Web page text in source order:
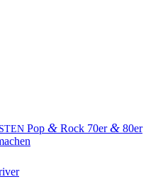
Pop & Rock 70er& 80er